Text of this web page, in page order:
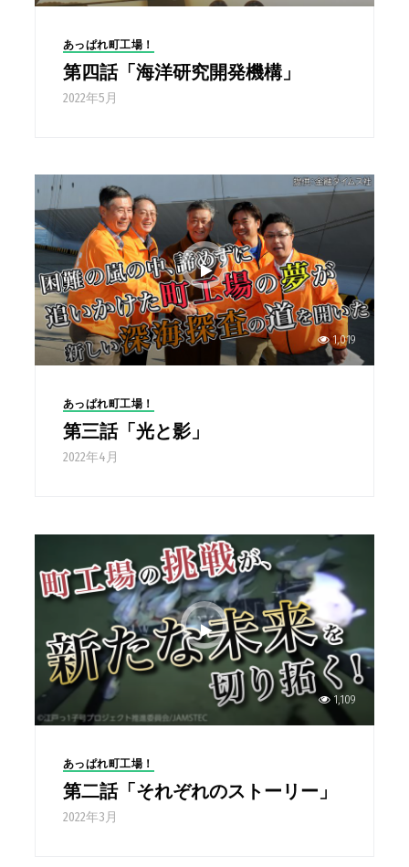
あっぱれ町工場！
第四話「海洋研究開発機構」
2022年5月
1,019
あっぱれ町工場！
第三話「光と影」
2022年4月
1,109
あっぱれ町工場！
第二話「それぞれのストーリー」
2022年3月